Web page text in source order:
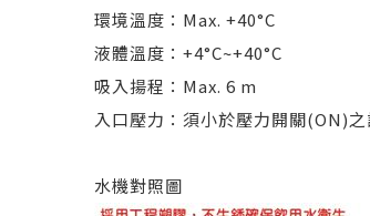
環境溫度：Max. +40°C
液體溫度：+4°C~+40°C
吸入揚程：Max. 6 m
入口壓力：須小於壓力開關(ON)之
水機對照圖